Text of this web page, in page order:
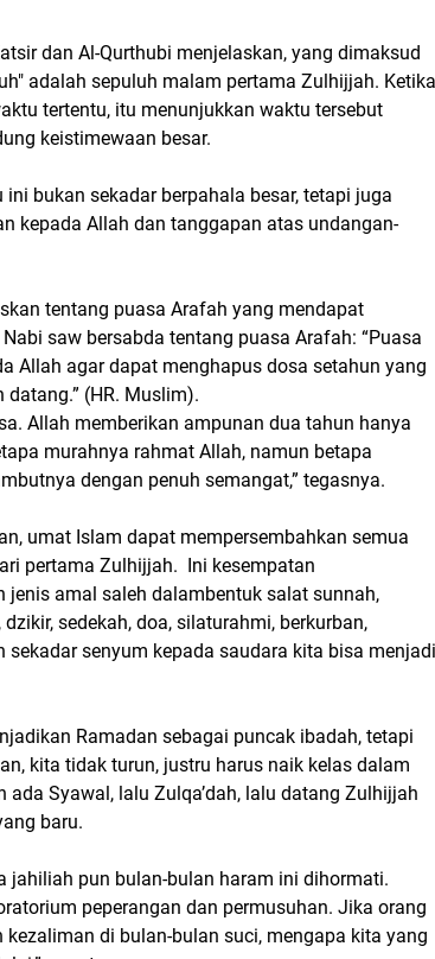
dan Al-Qurthubi menjelaskan, yang dimaksud
adalah sepuluh malam pertama Zulhijjah. Ketika
tertentu, itu menunjukkan waktu tersebut
keistimewaan besar.
bukan sekadar berpahala besar, tetapi juga
kepada Allah dan tanggapan atas undangan-
tentang puasa Arafah yang mendapat
saw bersabda tentang puasa Arafah: “Puasa
Allah agar dapat menghapus dosa setahun yang
(HR. Muslim).
Allah memberikan ampunan dua tahun hanya
murahnya rahmat Allah, namun betapa
dengan penuh semangat,” tegasnya.
umat Islam dapat mempersembahkan semua
pertama Zulhijjah. Ini kesempatan
jenis amal saleh dalambentuk salat sunnah,
dzikir, sedekah, doa, silaturahmi, berkurban,
sekadar senyum kepada saudara kita bisa menjadi
Ramadan sebagai puncak ibadah, tetapi
kita tidak turun, justru harus naik kelas dalam
ada Syawal, lalu Zulqa’dah, lalu datang Zulhijjah
baru.
jahiliah pun bulan-bulan haram ini dihormati.
peperangan dan permusuhan. Jika orang
di bulan-bulan suci, mengapa kita yang